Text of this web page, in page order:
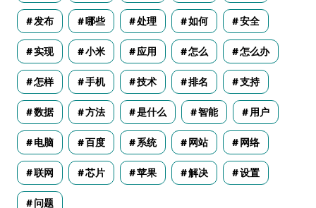
发布 哪些 处理 如何 安全
实现 小米 应用 怎么 怎么办
怎样 手机 技术 排名 支持
数据 方法 是什么 智能 用户
电脑 百度 系统 网站 网络
联网 芯片 苹果 解决 设置
问题